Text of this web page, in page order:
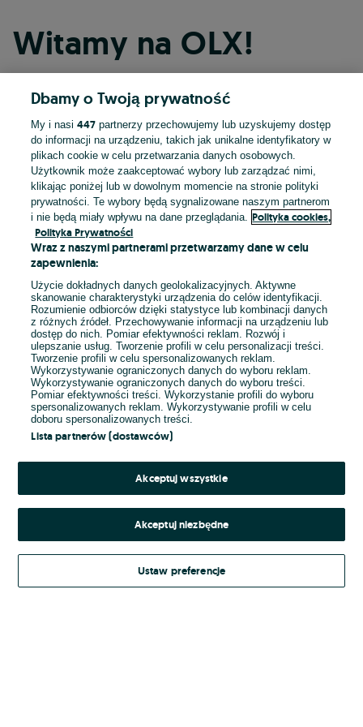
Witamy na OLX!
Kontynuuj przez Facebooka
Kontynuuj przez konto Apple
Kontynuuj przez konto Google
LUB
E-mail
Hasło
Kontynuując za pośrednictwem jednego z dostawców wskazanych powyżej,
Regulamin serwisu OLX.pl w jego aktualnym brzmieniu.
Dbamy o Twoją prywatność
My i nasi447 partnerzy przechowujemy lub uzyskujemy dostęp
do informacji na urządzeniu, takich jak unikalne identyfikatory w
plikach cookie w celu przetwarzania danych osobowych.
Użytkownik może zaakceptować wybory lub zarządzać nimi,
klikając poniżej lub w dowolnym momencie na stronie polityki
prywatności. Te wybory będą sygnalizowane naszym partnerom
i nie będą miały wpływu na dane przeglądania.
Polityka cookies,
Polityka Prywatności
Wraz z naszymi partnerami przetwarzamy dane w celu
zapewnienia:
Użycie dokładnych danych geolokalizacyjnych. Aktywne
skanowanie charakterystyki urządzenia do celów identyfikacji.
Rozumienie odbiorców dzięki statystyce lub kombinacji danych
z różnych źródeł. Przechowywanie informacji na urządzeniu lub
dostęp do nich. Pomiar efektywności reklam. Rozwój i
ulepszanie usług. Tworzenie profili w celu personalizacji treści.
Tworzenie profili w celu spersonalizowanych reklam.
Wykorzystywanie ograniczonych danych do wyboru reklam.
Wykorzystywanie ograniczonych danych do wyboru treści.
Pomiar efektywności treści. Wykorzystanie profili do wyboru
spersonalizowanych reklam. Wykorzystywanie profili w celu
doboru spersonalizowanych treści.
Lista partnerów (dostawców)
Akceptuj wszystkie
Akceptuj niezbędne
Ustaw preferencje